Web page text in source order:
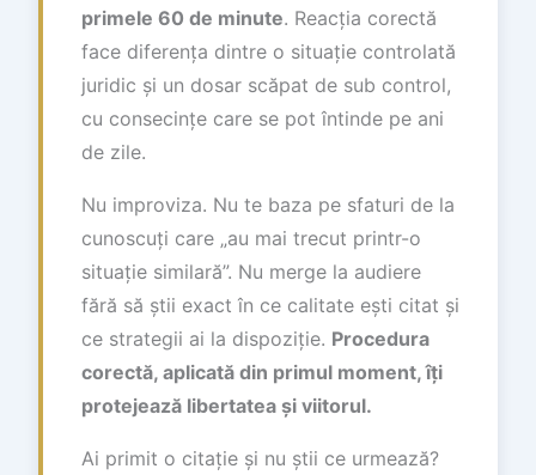
primele 60 de minute. Reacția corectă
face diferența dintre o situație controlată
juridic și un dosar scăpat de sub control,
cu consecințe care se pot întinde pe ani
de zile.
Nu improviza. Nu te baza pe sfaturi de la
cunoscuți care „au mai trecut printr-o
situație similară”. Nu merge la audiere
fără să știi exact în ce calitate ești citat și
ce strategii ai la dispoziție. Procedura
corectă, aplicată din primul moment, îți
protejează libertatea și viitorul.
Ai primit o citație și nu știi ce urmează?